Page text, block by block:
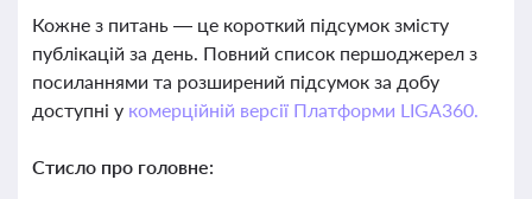
Кожне з питань — це короткий підсумок змісту
публікацій за день. Повний список першоджерел з
посиланнями та розширений підсумок за добу
доступні у комерційній версії Платформи LIGA360.
Стисло про головне: